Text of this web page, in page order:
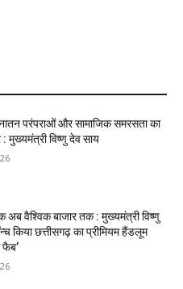
परंपराओं और सामाजिक समरसता का
मुख्यमंत्री विष्णु देव साय
अब वैश्विक बाजार तक : मुख्यमंत्री विष्णु
किया छत्तीसगढ़ का प्रीमियम हैंडलूम
फैब’